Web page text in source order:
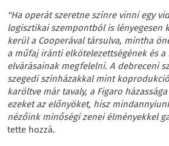
"Ha operát szeretne színre vinni egy
logisztikai szempontból is lényegesen
kerül a Cooperával társulva, mintha
a műfaj iránti elkötelezettségének és
elvárásainak megfelelni. A debreceni
szegedi színházakkal mint
karöltve már tavaly, a Figaro
ezeket az előnyöket, hisz
nézőink minőségi zenei élményekkel
tette hozzá.